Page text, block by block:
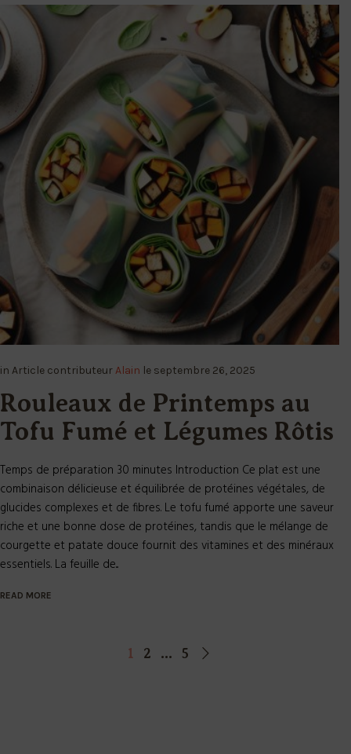
in Article contributeurAlain le septembre 26, 2025
Rouleaux de Printemps au
Tofu Fumé et Légumes Rôtis
Temps de préparation 30 minutes Introduction Ce plat est une
combinaison délicieuse et équilibrée de protéines végétales, de
glucides complexes et de fibres. Le tofu fumé apporte une saveur
riche et une bonne dose de protéines, tandis que le mélange de
courgette et patate douce fournit des vitamines et des minéraux
essentiels. La feuille de...
READ MORE
1 2 … 5